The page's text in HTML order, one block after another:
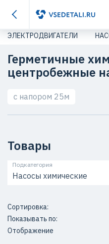
ЭЛЕКТРОДВИГАТЕЛИ
Герметичные
центробежные
с напором 25м
Товары
Насосы химические
Подкатегория
Сортировка:
Показывать по:
Отображение